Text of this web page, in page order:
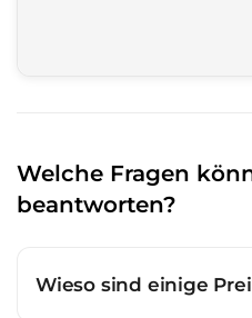
Welche Fragen
beantworten?
Wieso sind einige